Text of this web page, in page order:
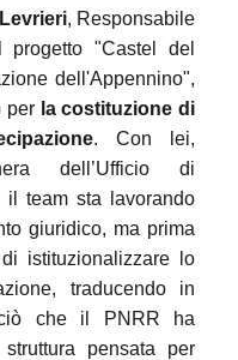
, Responsabile
progetto "Castel del
dell'Appennino",
per la costituzione di
. Con lei,
dell’Ufficio di
il team sta lavorando
giuridico, ma prima
istituzionalizzare lo
traducendo in
che il PNRR ha
pensata per